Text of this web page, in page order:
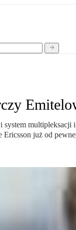
system
Ericsson już od